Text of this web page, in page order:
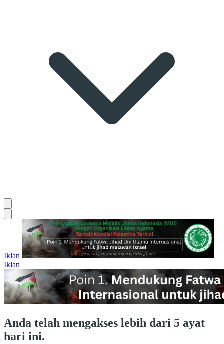
Iklan
Iklan
Anda telah mengakses lebih dari 5 ayat
hari ini.